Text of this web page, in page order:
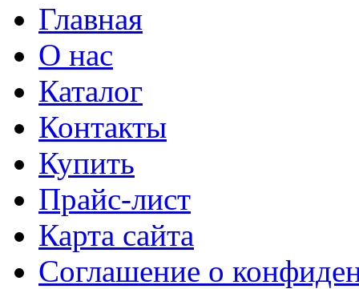
Главная
О нас
Каталог
Контакты
Купить
Прайс-лист
Карта сайта
Соглашение о